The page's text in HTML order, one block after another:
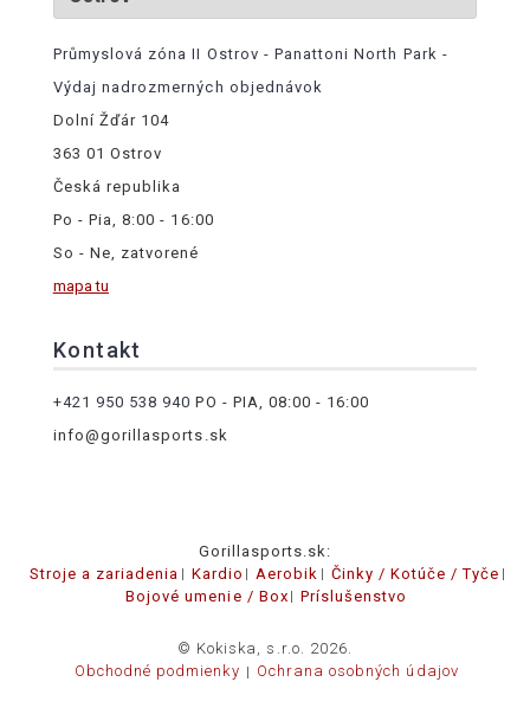
Průmyslová zóna II Ostrov - Panattoni North Park -
Výdaj nadrozmerných objednávok
Dolní Žďár 104
363 01 Ostrov
Česká republika
Po - Pia, 8:00 - 16:00
So - Ne, zatvorené
mapa tu
Kontakt
+421 950 538 940 PO - PIA, 08:00 - 16:00
info@gorillasports.sk
Gorillasports.sk:
Stroje a zariadenia
Kardio Aerobik
Činky / Kotúče / Tyče
Bojové umenie / Box
Príslušenstvo
© Kokiska, s.r.o. 2026.
Obchodné podmienky
Ochrana osobných údajov